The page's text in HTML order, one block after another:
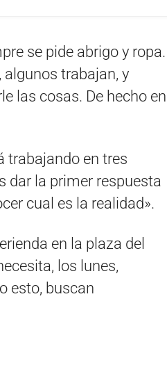
se pide abrigo y ropa.
algunos trabajan, y
las cosas. De hecho en
trabajando en tres
dar la primer respuesta
cual es la realidad».
en la plaza del
los lunes,
esto, buscan